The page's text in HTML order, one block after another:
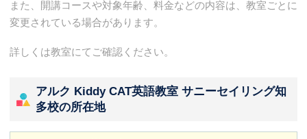
また、開講コースや対象年齢、料金などの内容は、教室ごとに
変更されている場合があります。
詳しくは教室にてご確認ください。
アルク Kiddy CAT英語教室 サニーセイリング知
多校の所在地